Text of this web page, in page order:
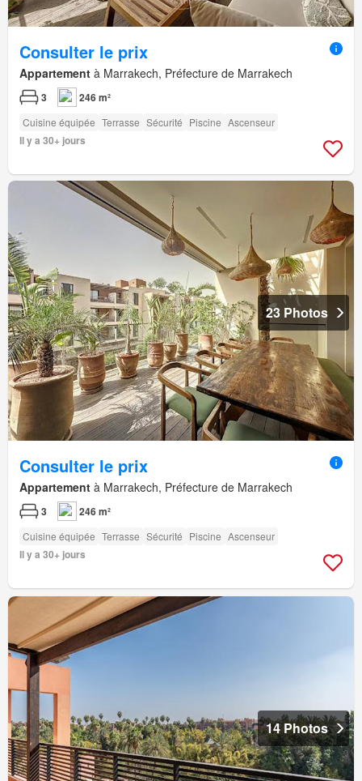
Consulter le prix
Appartement à Marrakech, Préfecture de Marrakech
3 246 m²
Cuisine équipée Terrasse Sécurité Piscine Ascenseur
Il y a 30+ jours
23 Photos
Consulter le prix
Appartement à Marrakech, Préfecture de Marrakech
3 246 m²
Cuisine équipée Terrasse Sécurité Piscine Ascenseur
Il y a 30+ jours
14 Photos